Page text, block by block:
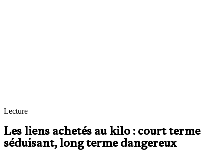
Lecture
Les liens achetés au kilo : court terme
séduisant, long terme dangereux